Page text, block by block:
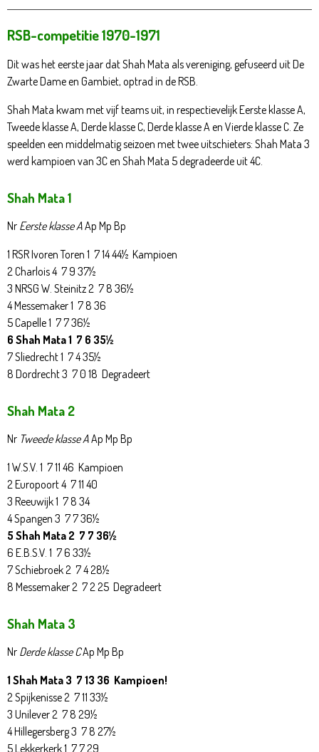
RSB-competitie 1970-1971
Dit was het eerste jaar dat Shah Mata als vereniging, gefuseerd uit De
Zwarte Dame en Gambiet, optrad in de RSB.
Shah Mata kwam met vijf teams uit, in respectievelijk Eerste klasse A,
Tweede klasse A, Derde klasse C, Derde klasse A en Vierde klasse C. Ze
speelden een middelmatig seizoen met twee uitschieters: Shah Mata 3
werd kampioen van 3C en Shah Mata 5 degradeerde uit 4C.
Shah Mata 1
Nr Eerste klasse AAp Mp Bp
1 RSR Ivoren Toren 1 7 14 44½ Kampioen
2 Charlois 4 7 9 37½
3 NRSG W. Steinitz 2 7 8 36½
4 Messemaker 1 7 8 36
5 Capelle 1 7 7 36½
6 Shah Mata 1 7 6 35½
7 Sliedrecht 1 7 4 35½
8 Dordrecht 3 7 0 18 Degradeert
Shah Mata 2
Nr Tweede klasse AAp Mp Bp
1 W.S.V. 1 7 11 46 Kampioen
2 Europoort 4 7 11 40
3 Reeuwijk 1 7 8 34
4 Spangen 3 7 7 36½
5 Shah Mata 2 7 7 36½
6 E.B.S.V. 1 7 6 33½
7 Schiebroek 2 7 4 28½
8 Messemaker 2 7 2 25 Degradeert
Shah Mata 3
Nr Derde klasse CAp Mp Bp
1 Shah Mata 3 7 13 36 Kampioen!
2 Spijkenisse 2 7 11 33½
3 Unilever 2 7 8 29½
4 Hillegersberg 3 7 8 27½
5 Lekkerkerk 1 7 7 29